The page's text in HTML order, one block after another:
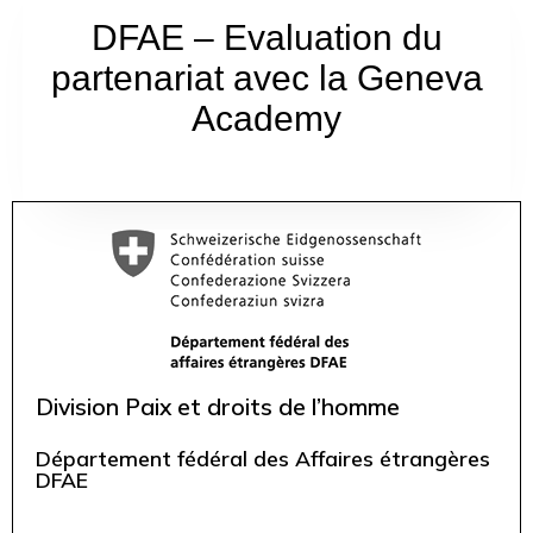
DFAE – Evaluation du
partenariat avec la Geneva
Academy
Division Paix et droits de l’homme
Département fédéral des Affaires étrangères
DFAE